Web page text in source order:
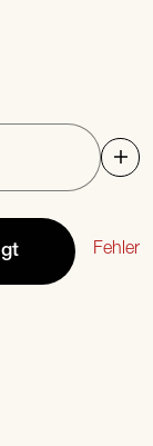
Fehler